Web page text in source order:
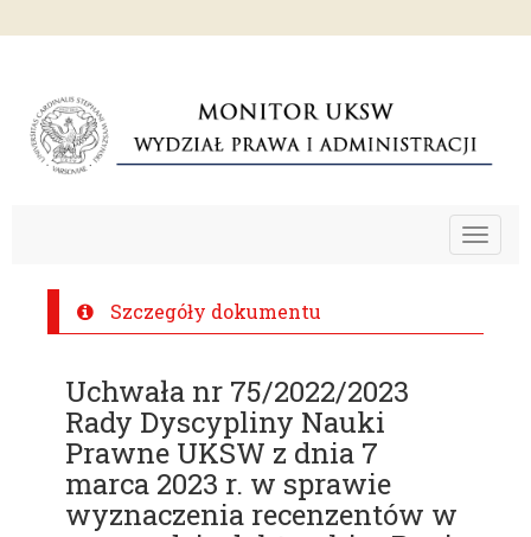
Toggle
Szczegóły dokumentu
Uchwała nr 75/2022/2023
Rady Dyscypliny Nauki
Prawne UKSW z dnia 7
marca 2023 r. w sprawie
wyznaczenia recenzentów w